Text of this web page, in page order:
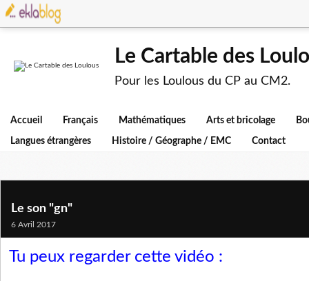
Le Cartable des
Pour les Loulous du CP au CM2.
Accueil Français Mathématiques Arts et bricolage
Langues étrangères Histoire / Géographe / EMC Contact
Le son "gn"
6 Avril 2017
Tu peux regarder cette vidéo :